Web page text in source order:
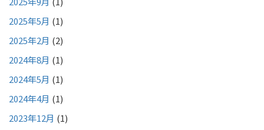
2025年5月 (1)
2025年2月 (2)
2024年8月 (1)
2024年5月 (1)
2024年4月 (1)
2023年12月 (1)